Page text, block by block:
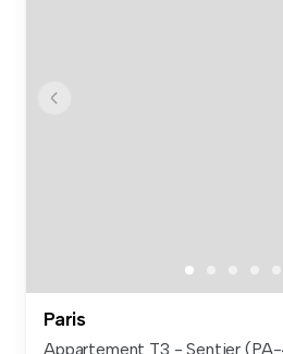
Paris
Appartement T3 - Sentier